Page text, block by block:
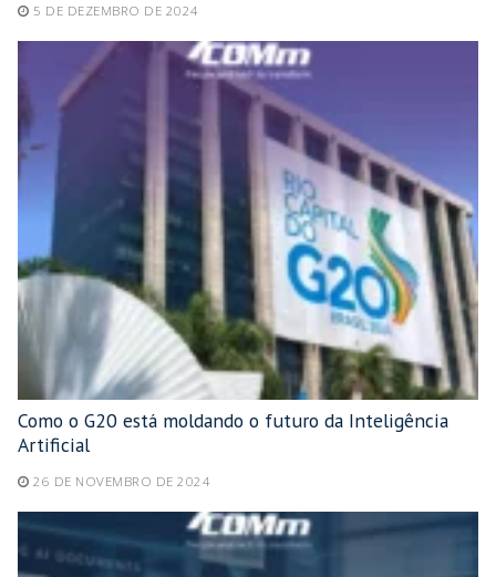
5 DE DEZEMBRO DE 2024
Como o G20 está moldando o futuro da Inteligência
Artificial
26 DE NOVEMBRO DE 2024